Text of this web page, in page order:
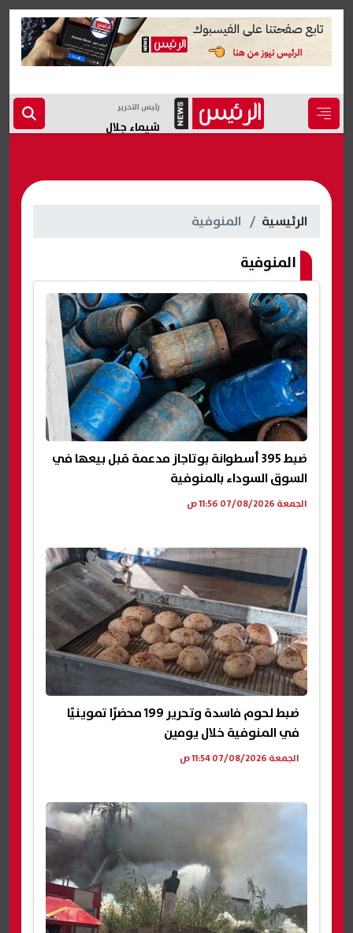
رئيس التحرير
شيماء جلال
الرئيسية المنوفية
المنوفية
ضبط 395 أسطوانة بوتاجاز مدعمة قبل بيعها في
السوق السوداء بالمنوفية
الجمعة 07/08/2026 11:56 ص
ضبط لحوم فاسدة وتحرير 199 محضرًا تموينيًا
في المنوفية خلال يومين
الجمعة 07/08/2026 11:54 ص